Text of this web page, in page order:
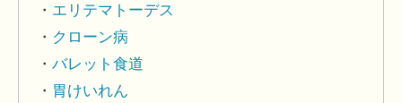
エリテマトーデス
クローン病
バレット食道
胃けいれん